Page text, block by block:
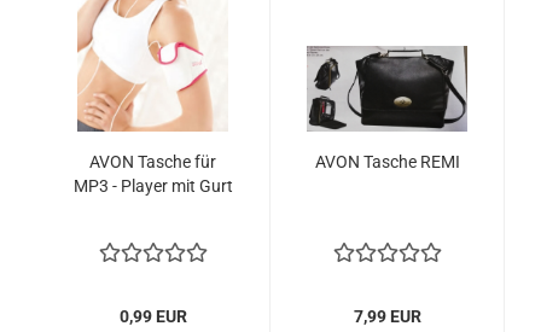
AVON Ta­sche für
MP3 - Play­er mit Gurt
0,99 EUR
AVON Ta­sche REMI
7,99 EUR